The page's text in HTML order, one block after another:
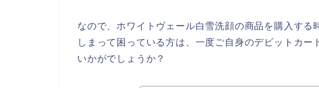
なので、ホワイトヴェール白雪洗顔の商品を購入する
しまって困っている方は、一度ご自身のデビットカー
いかがでしょうか？